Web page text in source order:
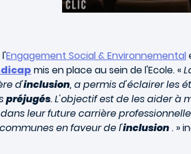
Engagement Social & Environnemental
mis en place au sein de l'Ecole. «
d'inclusion, a permis d'éclairer les
préjugés. L'objectif est de les aider à
leur future carrière
en faveur de l'inclusion. »